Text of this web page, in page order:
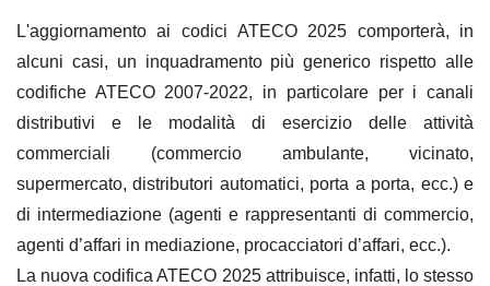
L'aggiornamento ai codici ATECO 2025 comporterà, in
alcuni casi, un inquadramento più generico rispetto alle
codifiche ATECO 2007-2022, in particolare per i canali
distributivi e le modalità di esercizio delle attività
commerciali (commercio ambulante, vicinato,
supermercato, distributori automatici, porta a porta, ecc.) e
di intermediazione (agenti e rappresentanti di commercio,
agenti d’affari in mediazione, procacciatori d’affari, ecc.).
La nuova codifica ATECO 2025 attribuisce, infatti, lo stesso